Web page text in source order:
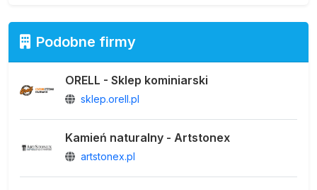
Podobne firmy
ORELL - Sklep kominiarski
sklep.orell.pl
Kamień naturalny - Artstonex
artstonex.pl